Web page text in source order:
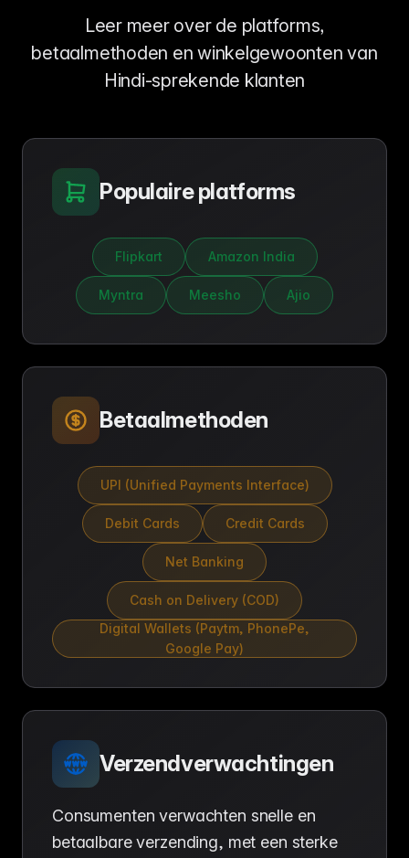
Leer meer over de platforms,
betaalmethoden en winkelgewoonten van
Hindi-sprekende klanten
Populaire platforms
Flipkart Amazon India
Myntra Meesho Ajio
Betaalmethoden
UPI (Unified Payments Interface)
Debit Cards Credit Cards
Net Banking
Cash on Delivery (COD)
Digital Wallets (Paytm, PhonePe,
Google Pay)
Verzendverwachtingen
Consumenten verwachten snelle en
betaalbare verzending, met een sterke